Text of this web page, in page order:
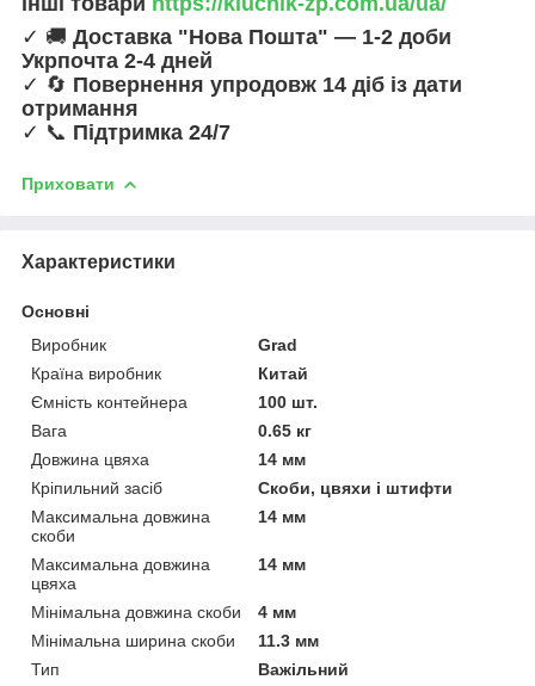
✓ 🚚 Доставка "Нова Пошта" — 1-2 доби
Укрпочта 2-4 дней
✓ 🔄 Повернення упродовж 14 діб із дати
отримання
✓ 📞 Підтримка 24/7
Приховати
Характеристики
Основні
Виробник
Grad
Країна виробник
Китай
Ємність контейнера
100 шт.
Вага
0.65 кг
Довжина цвяха
14 мм
Кріпильний засіб
Скоби, цвяхи і штифти
Максимальна довжина
скоби
14 мм
Максимальна довжина
цвяха
14 мм
Мінімальна довжина скоби
4 мм
Мінімальна ширина скоби
11.3 мм
Тип
Важільний